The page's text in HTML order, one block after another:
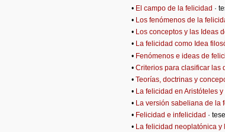
• El campo de la felicidad ·
• Los fenómenos de la
• Los conceptos y las Ideas
• La felicidad como Idea
• Fenómenos e ideas de
• Criterios para clasificar las
• Teorías, doctrinas y
• La felicidad en Aristóteles
• La versión sabeliana de la
• Felicidad e infelicidad ·
• La felicidad neoplatónica y